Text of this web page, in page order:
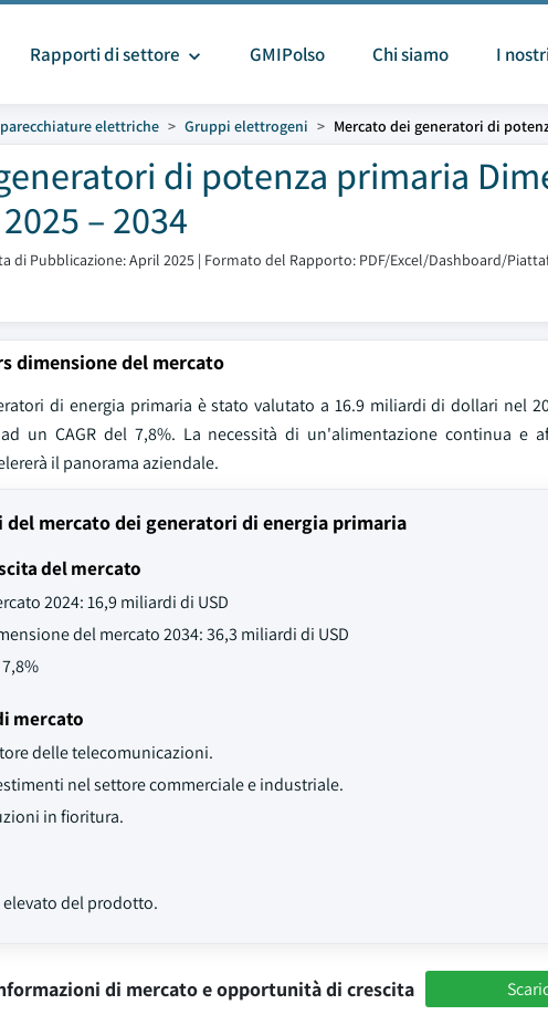
Rapporti di settore GMIPolso Chi siamo I
elettriche Gruppi elettrogeni Mercato dei generatori di
di potenza primaria
– 2034
di Pubblicazione: April 2025 | Formato del Rapporto: PDF/Excel/Dashboard/
dimensione del mercato
di energia primaria è stato valutato a 16.9 miliardi di dollari nel
un CAGR del 7,8%. La necessità di un'alimentazione continua e
il panorama aziendale.
mercato dei generatori di energia primaria
del mercato
2024: 16,9 miliardi di USD
del mercato 2034: 36,3 miliardi di USD
mercato
delle telecomunicazioni.
nel settore commerciale e industriale.
in fioritura.
del prodotto.
di mercato e opportunità di crescita